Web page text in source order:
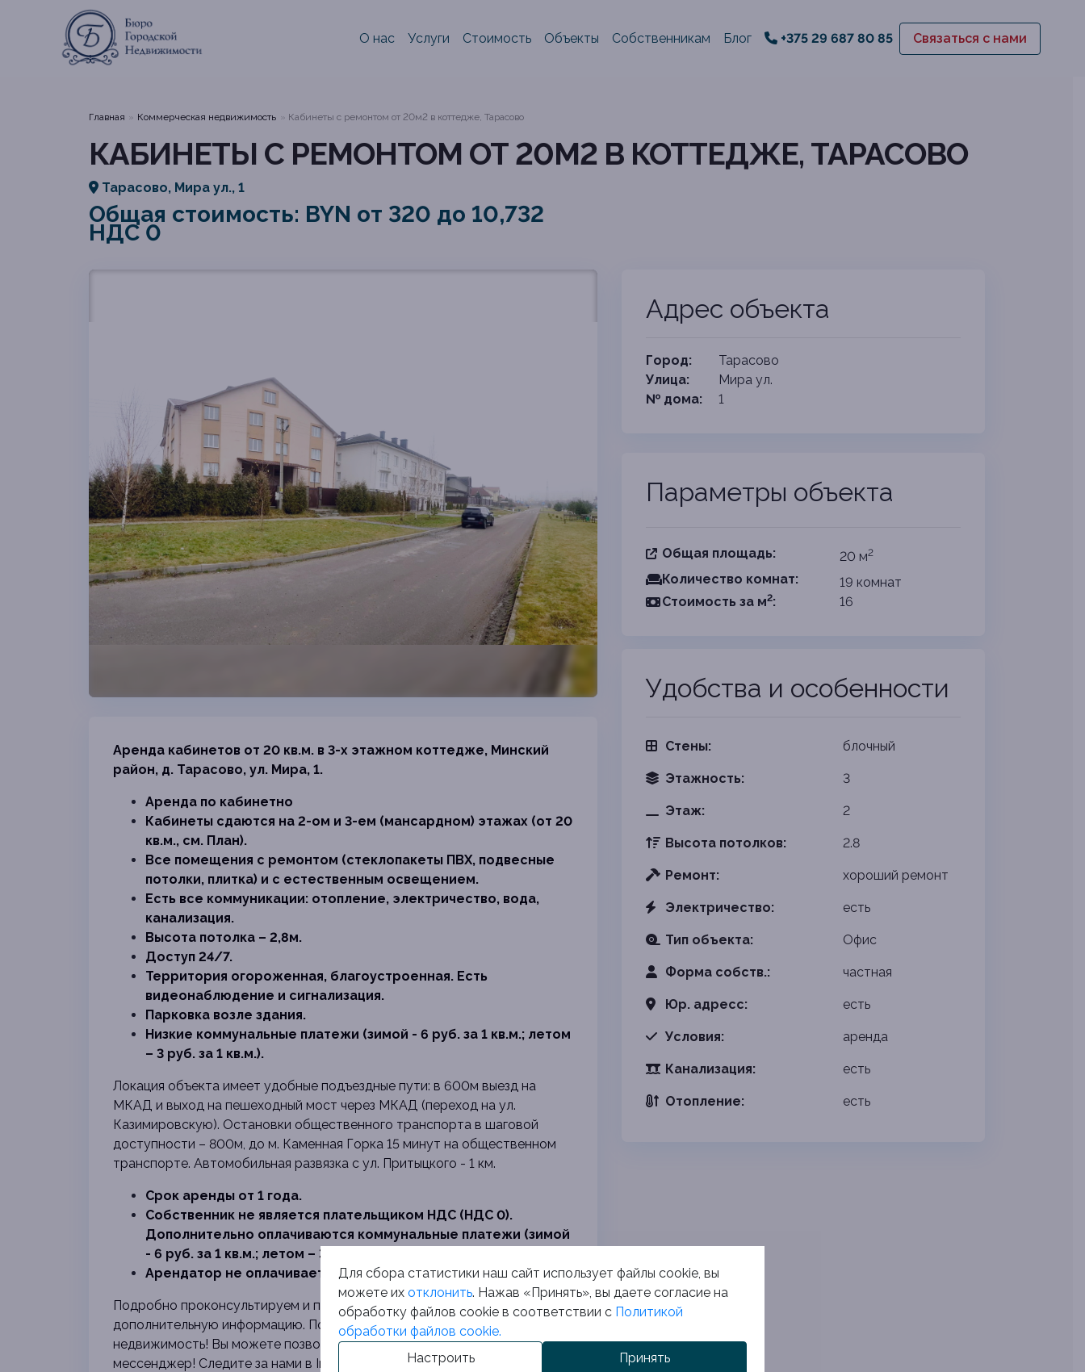
О нас Услуги Стоимость Объекты Собственникам Блог +375 29 687 80 85 Связаться с нами
Главная Коммерческая недвижимость Кабинеты с ремонтом от 20м2 в коттедже, Тарасово
КАБИНЕТЫ С РЕМОНТОМ ОТ 20М2 В КОТТЕДЖЕ, ТАРАСОВО
Тарасово, Мира ул., 1
Общая стоимость: BYN от 320 до 10,732
НДС 0
Аренда кабинетов от 20 кв.м. в 3-х этажном коттедже, Минский
район, д. Тарасово, ул. Мира, 1.
Аренда по кабинетно
Кабинеты сдаются на 2-ом и 3-ем (мансардном) этажах (от 20
кв.м., см. План).
Все помещения с ремонтом (стеклопакеты ПВХ, подвесные
потолки, плитка) и с естественным освещением.
Есть все коммуникации: отопление, электричество, вода,
канализация.
Высота потолка – 2,8м.
Доступ 24/7.
Территория огороженная, благоустроенная. Есть
видеонаблюдение и сигнализация.
Парковка возле здания.
Низкие коммунальные платежи (зимой - 6 руб. за 1 кв.м.; летом
– 3 руб. за 1 кв.м.).
Локация объекта имеет удобные подъездные пути: в 600м выезд на
МКАД и выход на пешеходный мост через МКАД (переход на ул.
Казимировскую). Остановки общественного транспорта в шаговой
доступности – 800м, до м. Каменная Горка 15 минут на общественном
транспорте. Автомобильная развязка с ул. Притыцкого - 1 км.
Срок аренды от 1 года.
Собственник не является плательщиком НДС (НДС 0).
Дополнительно оплачиваются коммунальные платежи (зимой
- 6 руб. за 1 кв.м.; летом – 3 руб. за 1 кв.м.).
Арендатор не оплачивает комиссию агентству!
Подробно проконсультируем и предоставим всю необходимую
дополнительную информацию. Поможем выгодно продать вашу
недвижимость! Вы можете позвонить по телефону или написать нам в
мессенджер! Следите за нами в Instagram и будьте в курсе новых
Адрес объекта
Город:
Тарасово
Улица:
Мира ул.
№ дома:
1
Параметры объекта
Общая площадь: 20 м2
Количество комнат:
19 комнат
Cтоимость за м2: 16
Удобства и особенности
Стены: блочный
Этажность: 3
Этаж: 2
Высота потолков: 2.8
Ремонт: хороший ремонт
Электричество: есть
Тип объекта: Офис
Форма собств.: частная
Юр. адресс: есть
Условия: аренда
Канализация: есть
Отопление: есть
Для сбора статистики наш сайт использует файлы cookie, вы
можете их отклонить. Нажав «Принять», вы даете согласие на
обработку файлов cookie в соответствии с Политикой
обработки файлов cookie.
Настроить
Принять